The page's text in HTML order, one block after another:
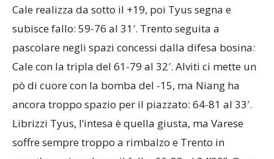
Cale realizza da sotto il +19, poi Tyus segna e
subisce fallo: 59-76 al 31′. Trento seguita a
pascolare negli spazi concessi dalla difesa bosina:
Cale con la tripla del 61-79 al 32′. Alviti ci mette un
pò di cuore con la bomba del -15, ma Niang ha
ancora troppo spazio per il piazzato: 64-81 al 33′.
Librizzi Tyus, l’intesa è quella giusta, ma Varese
soffre sempre troppo a rimbalzo e Trento in